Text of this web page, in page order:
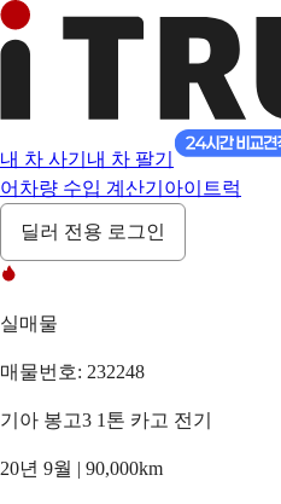
내 차 사기 내 차 팔기
어 차량 수입 계산기 아이트럭
딜러 전용 로그인
실매물
매물번호: 232248
기아 봉고3 1톤 카고 전기
20년 9월 | 90,000km